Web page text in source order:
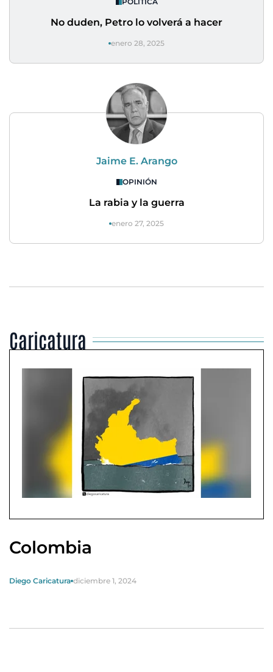
No duden, Petro lo volverá a hacer
enero 28, 2025
Jaime E. Arango
OPINIÓN
La rabia y la guerra
enero 27, 2025
Caricatura
Colombia
Diego Caricatura diciembre 1, 2024